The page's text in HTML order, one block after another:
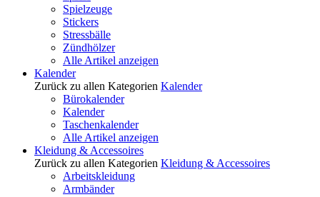
Spielzeuge
Stickers
Stressbälle
Zündhölzer
Alle Artikel anzeigen
Kalender
Zurück zu allen Kategorien Kalender
Bürokalender
Kalender
Taschenkalender
Alle Artikel anzeigen
Kleidung & Accessoires
Zurück zu allen Kategorien Kleidung & Accessoires
Arbeitskleidung
Armbänder